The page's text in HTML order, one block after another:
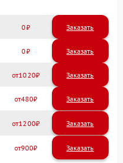
0 Заказать
0 Заказать
1020
480
1200
900